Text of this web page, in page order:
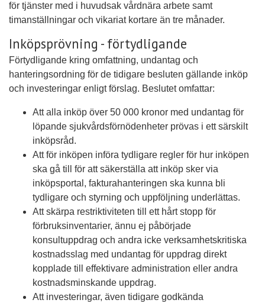
för tjänster med i huvudsak vårdnära arbete samt
timanställningar och vikariat kortare än tre månader.
Inköpsprövning - förtydligande
Förtydligande kring omfattning, undantag och
hanteringsordning för de tidigare besluten gällande inköp
och investeringar enligt förslag. Beslutet omfattar:
Att alla inköp över 50 000 kronor med undantag för
löpande sjukvårdsförnödenheter prövas i ett särskilt
inköpsråd.
Att för inköpen införa tydligare regler för hur inköpen
ska gå till för att säkerställa att inköp sker via
inköpsportal, fakturahanteringen ska kunna bli
tydligare och styrning och uppföljning underlättas.
Att skärpa restriktiviteten till ett hårt stopp för
förbruksinventarier, ännu ej påbörjade
konsultuppdrag och andra icke verksamhetskritiska
kostnadsslag med undantag för uppdrag direkt
kopplade till effektivare administration eller andra
kostnadsminskande uppdrag.
Att investeringar, även tidigare godkända